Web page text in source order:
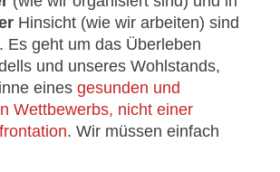
Hinsicht (wie wir arbeiten) sind
Es geht um das Überleben
und unseres Wohlstands,
eines gesunden und
Wettbewerbs, nicht einer
. Wir müssen einfach